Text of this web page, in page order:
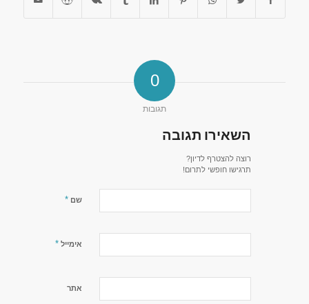
0
תגובות
השאירו תגובה
רוצה להצטרף לדיון?
תרגישו חופשי לתרום!
שם *
אימייל *
אתר